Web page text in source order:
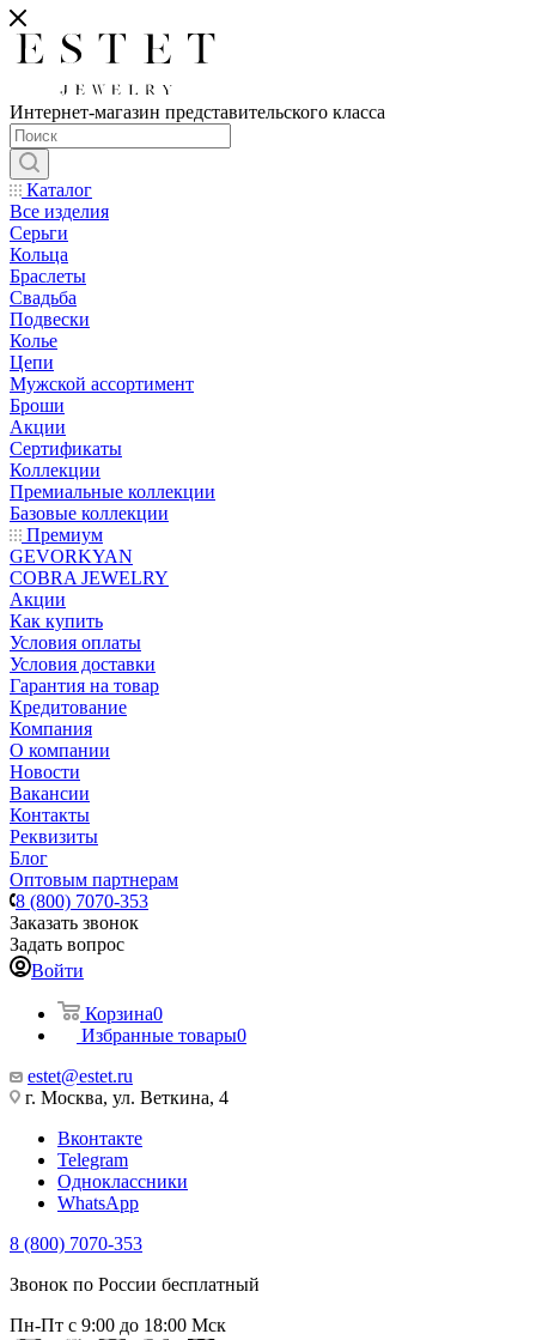
Интернет-магазин представительского класса
Каталог
Все изделия
Серьги
Кольца
Браслеты
Свадьба
Подвески
Колье
Цепи
Мужской ассортимент
Броши
Акции
Сертификаты
Коллекции
Премиальные коллекции
Базовые коллекции
Премиум
GEVORKYAN
COBRA JEWELRY
Акции
Как купить
Условия оплаты
Условия доставки
Гарантия на товар
Кредитование
Компания
О компании
Новости
Вакансии
Контакты
Реквизиты
Блог
Оптовым партнерам
8 (800) 7070-353
Заказать звонок
Задать вопрос
Войти
Корзина0
Избранные товары0
estet@estet.ru
г. Москва, ул. Веткина, 4
Вконтакте
Telegram
Одноклассники
WhatsApp
8 (800) 7070-353
Звонок по России бесплатный
Пн-Пт с 9:00 до 18:00 Мск